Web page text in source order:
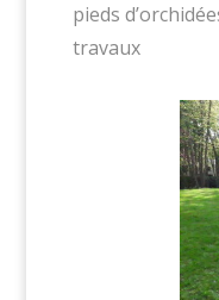
pieds
travaux